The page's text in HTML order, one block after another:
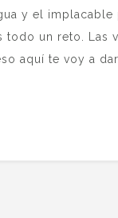
y el implacable
un reto. Las
aquí te voy a